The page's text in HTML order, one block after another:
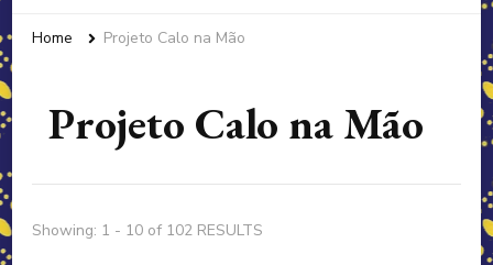
Home Projeto Calo na Mão
Projeto Calo na Mão
Showing: 1 - 10 of 102 RESULTS